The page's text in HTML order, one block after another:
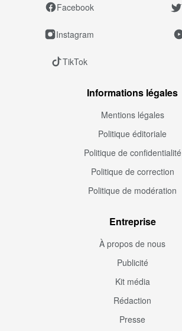
Facebook
Instagram
TikTok
Informations légales
Mentions légales
Politique éditoriale
Politique de confidentialité
Politique de correction
Politique de modération
Entreprise
À propos de nous
Publicité
Kit média
Rédaction
Presse